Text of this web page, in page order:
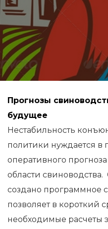
Прогнозы
будущее
Нестабильность
политики нуждается в
оперативного
области свиноводства.
создано программное
позволяет в короткий
необходимые расчеты